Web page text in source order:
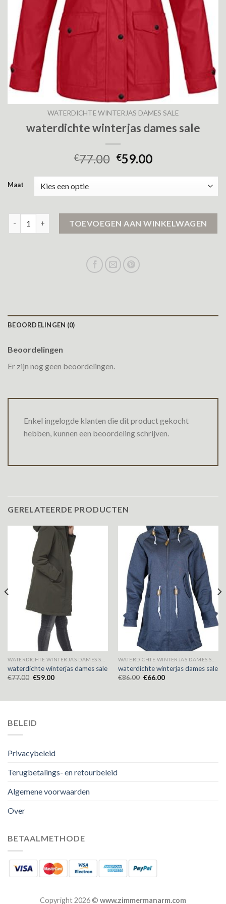
WATERDICHTE WINTERJAS DAMES SALE
waterdichte winterjas dames sale
€77.00 €59.00
Maat
TOEVOEGEN AAN WINKELWAGEN
BEOORDELINGEN (0)
Beoordelingen
Er zijn nog geen beoordelingen.
Enkel ingelogde klanten die dit product gekocht
hebben, kunnen een beoordeling schrijven.
GERELATEERDE PRODUCTEN
waterdichte winterjas dames sale
€77.00 €59.00
waterdichte winterjas dames sale
€86.00 €66.00
BELEID
Privacybeleid
Terugbetalings- en retourbeleid
Algemene voorwaarden
Over
BETAALMETHODE
Copyright 2026 © www.zimmermanarm.com